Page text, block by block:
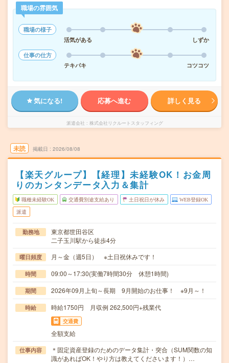
職場の雰囲気
職場の様子
活気がある
しずか
仕事の仕方
テキパキ
コツコツ
気になる! 応募へ進む 詳しく見る
派遣会社 株式会社リクルートスタッフィング
未読 掲載日 2026/08/08
【楽天グループ】【経理】未経験OK！お金周
りのカンタンデータ入力＆集計
職種未経験OK 交通費別途支給あり 土日祝日が休み WEB登録OK
派遣
勤務地
東京都世田谷区
二子玉川駅から徒歩4分
曜日頻度 月～金（週5日） ※土日祝休みです！
時間 09:00～17:30(実働7時間30分 休憩1時間)
期間 2026年09月上旬～長期 9月開始のお仕事！ ※9月～！
時給 時給1750円 月収例 262,500円+残業代
交通費
全額支給
仕事内容
＊固定資産登録のためのデータ集計・突合（SUM関数の知
識があればOK！やり方は教えてくださいます！）…